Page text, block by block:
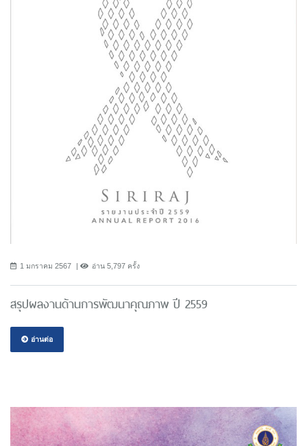
1 มกราคม 2567 อ่าน 5,797 ครั้ง
สรุปผลงานด้านการพัฒนาคุณภาพ ปี 2559
อ่านต่อ